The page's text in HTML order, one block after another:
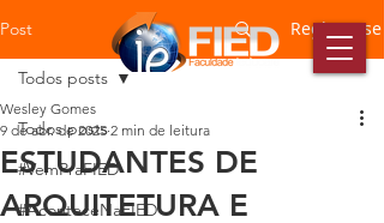
Post Registre-se
Todos posts
#VemPraFIED
#AconteceNaFIED
Todos posts
ESTUDANTES DE
ARQUITETURA E
Wesley Gomes
9 de abr. de 2025 2 min de leitura